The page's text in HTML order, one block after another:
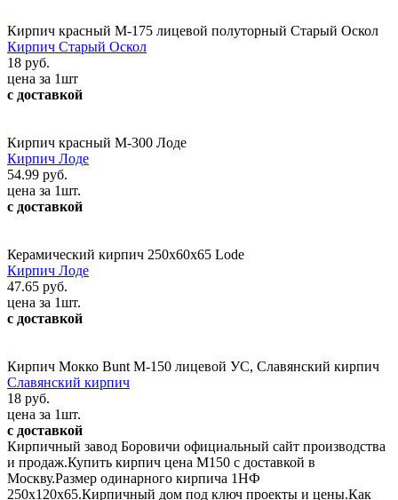
Кирпич красный М-175 лицевой полуторный Старый Оскол
Кирпич Старый Оскол
18 руб.
цена за 1шт
с доставкой
Кирпич красный М-300 Лоде
Кирпич Лоде
54.99 руб.
цена за 1шт.
с доставкой
Керамический кирпич 250х60х65 Lode
Кирпич Лоде
47.65 руб.
цена за 1шт.
с доставкой
Кирпич Мокко Bunt М-150 лицевой УС, Славянский кирпич
Славянский кирпич
18 руб.
цена за 1шт.
с доставкой
Кирпичный завод Боровичи официальный сайт производства
и продаж.Купить кирпич цена М150 с доставкой в
Москву.Размер одинарного кирпича 1НФ
250х120х65.Кирпичный дом под ключ проекты и цены.Как